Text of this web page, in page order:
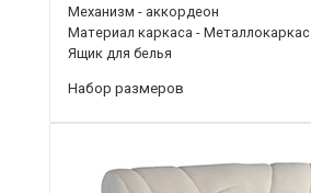
Механизм - аккордеон
Материал каркаса - Металлокаркас
Ящик для белья
Набор размеров